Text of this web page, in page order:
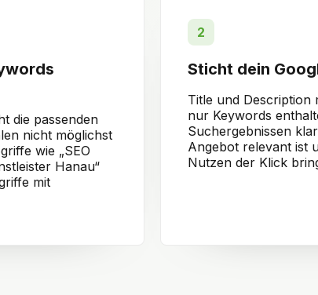
die passenden
nicht möglichst
wie „SEO
Hanau“
mit
2
Sticht dein
Title und Description
nur Keywords
Suchergebnissen
Angebot relevant ist
Nutzen der Klick